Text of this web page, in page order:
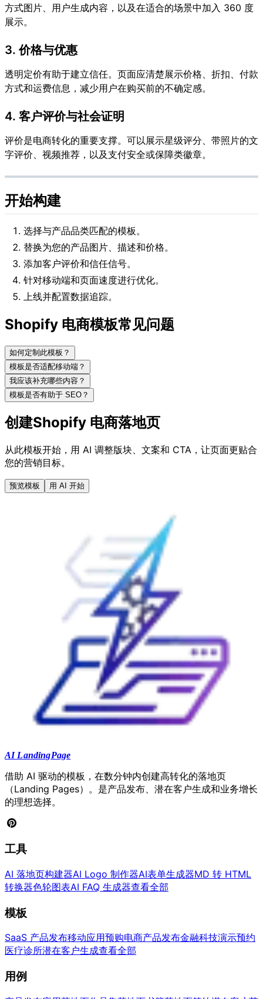
方式图片、用户生成内容，以及在适合的场景中加入 360 度
展示。
3. 价格与优惠
透明定价有助于建立信任。页面应清楚展示价格、折扣、付款
方式和运费信息，减少用户在购买前的不确定感。
4. 客户评价与社会证明
评价是电商转化的重要支撑。可以展示星级评分、带照片的文
字评价、视频推荐，以及支付安全或保障类徽章。
开始构建
选择与产品品类匹配的模板。
替换为您的产品图片、描述和价格。
添加客户评价和信任信号。
针对移动端和页面速度进行优化。
上线并配置数据追踪。
Shopify 电商模板常见问题
如何定制此模板？
模板是否适配移动端？
我应该补充哪些内容？
模板是否有助于 SEO？
创建Shopify 电商落地页
从此模板开始，用 AI 调整版块、文案和 CTA，让页面更贴合
您的营销目标。
预览模板 用 AI 开始
AI LandingPage
借助 AI 驱动的模板，在数分钟内创建高转化的落地页
（Landing Pages）。是产品发布、潜在客户生成和业务增长
的理想选择。
工具
AI 落地页构建器AI Logo 制作器AI表单生成器MD 转 HTML
转换器色轮图表AI FAQ 生成器查看全部
模板
SaaS 产品发布移动应用预购电商产品发布金融科技演示预约
医疗诊所潜在客户生成查看全部
用例